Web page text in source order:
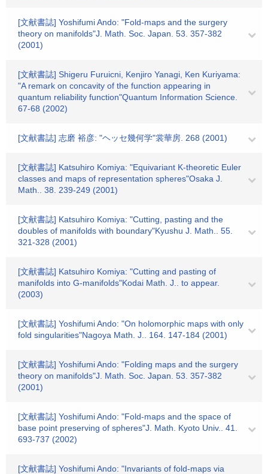
[文献書誌] Yoshifumi Ando: "Fold-maps and the surgery
theory on manifolds"J. Math. Soc. Japan. 53. 357-382
(2001)
[文献書誌] Shigeru Furuicni, Kenjiro Yanagi, Ken Kuriyama:
"A remark on concavity of the function appearing in
quantum reliability function"Quantum Information Science.
67-68 (2002)
[文献書誌] 志磨 裕彦: "ヘッセ幾何学"裳華房. 268 (2001)
[文献書誌] Katsuhiro Komiya: "Equivariant K-theoretic Euler
classes and maps of representation spheres"Osaka J.
Math.. 38. 239-249 (2001)
[文献書誌] Katsuhiro Komiya: "Cutting, pasting and the
doubles of manifolds with boundary"Kyushu J. Math.. 55.
321-328 (2001)
[文献書誌] Katsuhiro Komiya: "Cutting and pasting of
manifolds into G-manifolds"Kodai Math. J.. to appear.
(2003)
[文献書誌] Yoshifumi Ando: "On holomorphic maps with only
fold singularities"Nagoya Math. J.. 164. 147-184 (2001)
[文献書誌] Yoshifumi Ando: "Folding maps and the surgery
theory on manifolds"J. Math. Soc. Japan. 53. 357-382
(2001)
[文献書誌] Yoshifumi Ando: "Fold-maps and the space of
base point preserving of spheres"J. Math. Kyoto Univ.. 41.
693-737 (2002)
[文献書誌] Yoshifumi Ando: "Invariants of fold-maps via